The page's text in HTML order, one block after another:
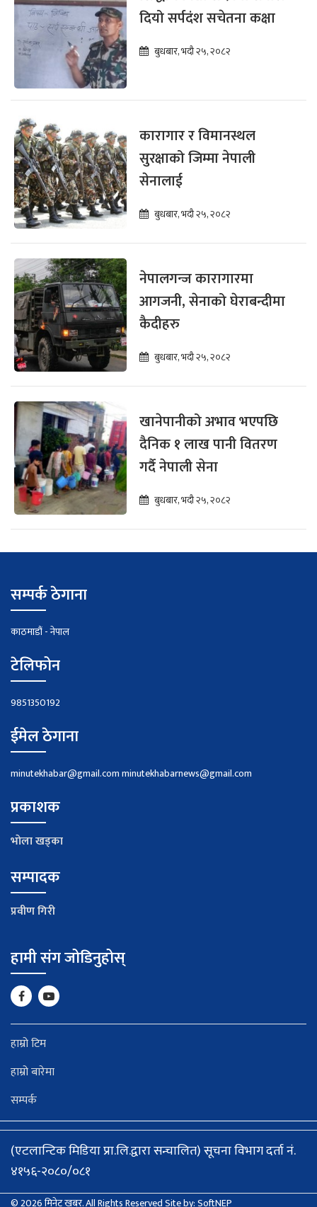
दियो सर्पदंश सचेतना कक्षा
बुधबार, भदौ २५, २०८२
कारागार र विमानस्थल
सुरक्षाको जिम्मा नेपाली
सेनालाई
बुधबार, भदौ २५, २०८२
नेपालगन्ज कारागारमा
आगजनी, सेनाको घेराबन्दीमा
कैदीहरु
बुधबार, भदौ २५, २०८२
खानेपानीको अभाव भएपछि
दैनिक १ लाख पानी वितरण
गर्दै नेपाली सेना
बुधबार, भदौ २५, २०८२
सम्पर्क ठेगाना
काठमाडौं - नेपाल
टेलिफोन
9851350192
ईमेल ठेगाना
minutekhabar@gmail.comminutekhabarnews@gmail.com
प्रकाशक
भाेला खड्का
सम्पादक
प्रवीण गिरी
हामी संग जोडिनुहोस्
हाम्रो टिम
हाम्रो बारेमा
सम्पर्क
© 2026 मिनेट खबर. All Rights ReservedSite by:SoftNEP
(एटलान्टिक मिडिया प्रा.लि.द्वारा सन्चालित) सूचना विभाग दर्ता नं.
४१५६-२०८०/०८१